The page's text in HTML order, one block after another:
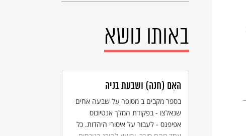
באותו נושא
האַם (חנה) ושבעת בניה
בספר מקבים ב מסופר על שבעה אחים
שנאלצו - בפקודת המלך אנטיוכוס
אפיפנס - לעבור על איסורי היהדות. כל